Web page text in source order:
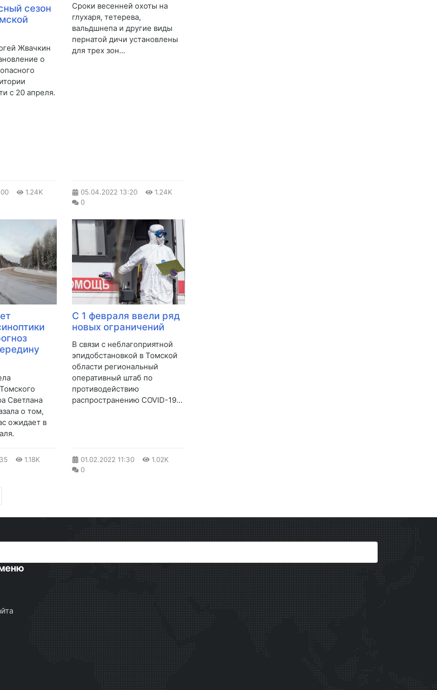
сезон
Жвачкин
о
с 20 апреля.
1.24K
Сроки весенней охоты на
глухаря, тетерева,
вальдшнепа и другие виды
пернатой дичи установлены
для трех зон...
05.04.2022 13:20
1.24K
0
Светлана
о том,
ожидает в
1.18K
С 1 февраля ввели ряд
новых ограничений
В связи с неблагоприятной
эпидобстановкой в Томской
области региональный
оперативный штаб по
противодействию
распространению COVID-19...
01.02.2022 11:30
1.02K
0